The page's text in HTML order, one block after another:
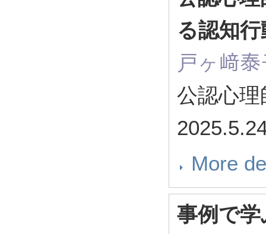
る認知
戸ヶ﨑泰
公認心
More
事例で